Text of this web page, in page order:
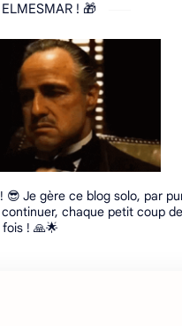
! 🎁
😎 Je gère ce blog solo, par
chaque petit coup
! 🙏🌟